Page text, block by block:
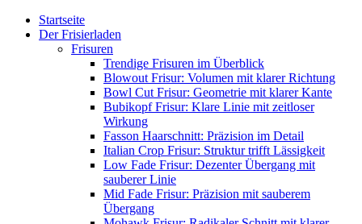
Startseite
Der Frisierladen
Frisuren
Trendige Frisuren im Überblick
Blowout Frisur: Volumen mit klarer Richtung
Bowl Cut Frisur: Geometrie mit klarer Kante
Bubikopf Frisur: Klare Linie mit zeitloser
Wirkung
Fasson Haarschnitt: Präzision im Detail
Italian Crop Frisur: Struktur trifft Lässigkeit
Low Fade Frisur: Dezenter Übergang mit
sauberer Linie
Mid Fade Frisur: Präzision mit sauberem
Übergang